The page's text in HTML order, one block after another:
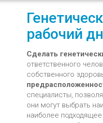
рабочий
Сделать
ответственного
собственного
специалисты,
они могут выбрать
наиболее